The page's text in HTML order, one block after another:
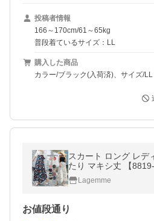
投稿者情報
166～170cm/61～65kg
普段着ているサイズ：LL
購入した商品
カラー/ブラック(入荷済)、サイズ/LL
スカート ロング レデ
たり マキシ丈 【8819-gt749a】【予約販
売：10-15日】【送料
Lagemme
お値段通り